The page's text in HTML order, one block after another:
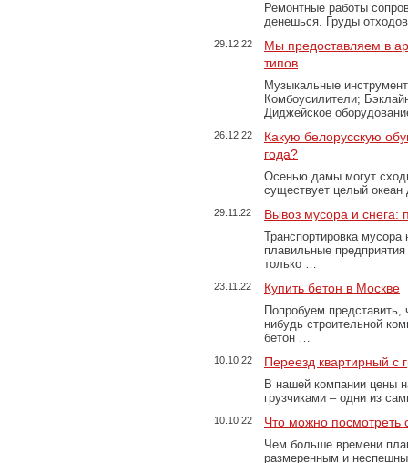
Ремонтные работы
денешься. Груды
29.12.22
Мы предоставляем в
типов
Музыкальные
Комбоусилители;
Диджейское
26.12.22
Какую белорусскую
года?
Осенью дамы могут
существует целый
29.11.22 Вывоз мусора и
Транспортировка
плавильные
только …
23.11.22 Купить бетон в Москве
Попробуем представить,
нибудь строительной
бетон …
10.10.22 Переезд квартирный с
В нашей компании цены
грузчиками – одни из
10.10.22 Что можно посмотреть
Чем больше времени
размеренным и